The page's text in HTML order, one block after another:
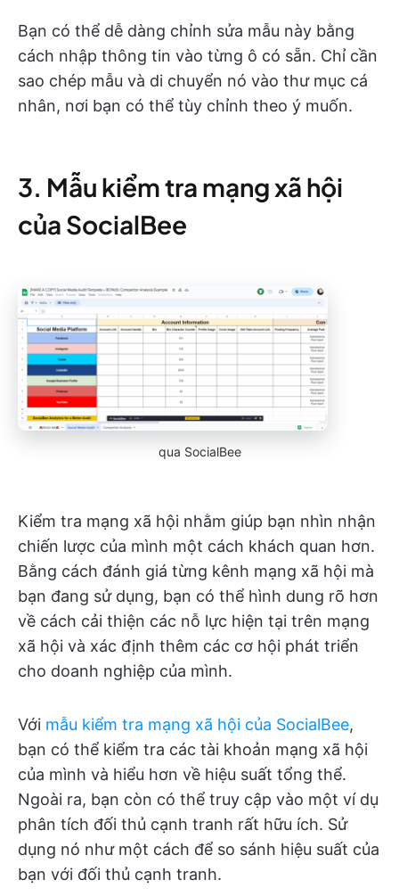
Bạn có thể dễ dàng chỉnh sửa mẫu này bằng
cách nhập thông tin vào từng ô có sẵn. Chỉ cần
sao chép mẫu và di chuyển nó vào thư mục cá
nhân, nơi bạn có thể tùy chỉnh theo ý muốn.
3. Mẫu kiểm tra mạng xã hội
của SocialBee
qua SocialBee
Kiểm tra mạng xã hội nhằm giúp bạn nhìn nhận
chiến lược của mình một cách khách quan hơn.
Bằng cách đánh giá từng kênh mạng xã hội mà
bạn đang sử dụng, bạn có thể hình dung rõ hơn
về cách cải thiện các nỗ lực hiện tại trên mạng
xã hội và xác định thêm các cơ hội phát triển
cho doanh nghiệp của mình.
Với mẫu kiểm tra mạng xã hội của SocialBee,
bạn có thể kiểm tra các tài khoản mạng xã hội
của mình và hiểu hơn về hiệu suất tổng thể.
Ngoài ra, bạn còn có thể truy cập vào một ví dụ
phân tích đối thủ cạnh tranh rất hữu ích. Sử
dụng nó như một cách để so sánh hiệu suất của
bạn với đối thủ cạnh tranh.